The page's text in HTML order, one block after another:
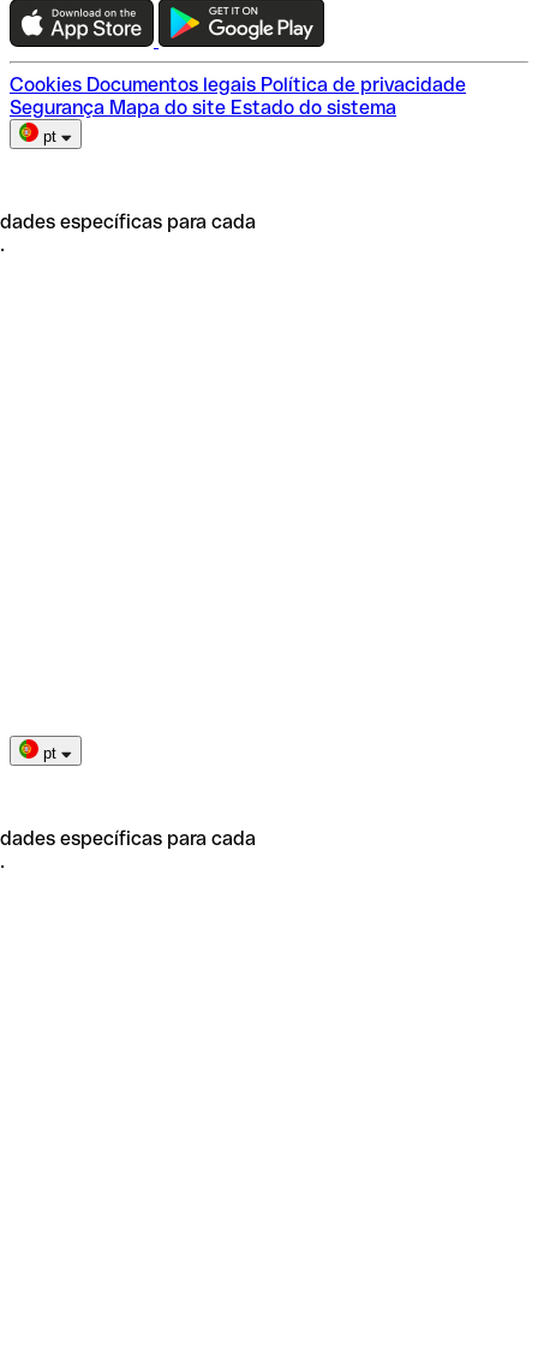
Escolha do plano
Cookies Documentos legais Política de privacidade
Segurança Mapa do site Estado do sistema
pt
específicas para cada
pt
específicas para cada